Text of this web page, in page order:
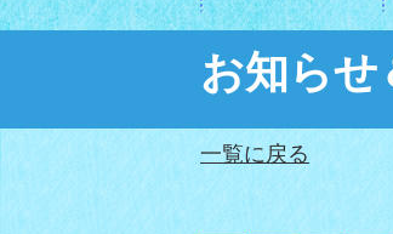
お知らせ
一覧に戻る